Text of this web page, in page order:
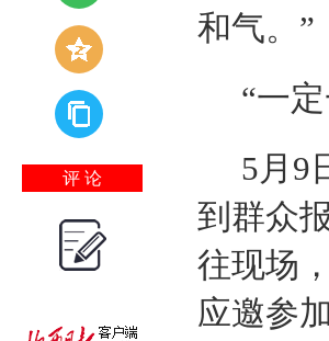
评 论
和气。”
“一
5月9
到群众
往现场
应邀参